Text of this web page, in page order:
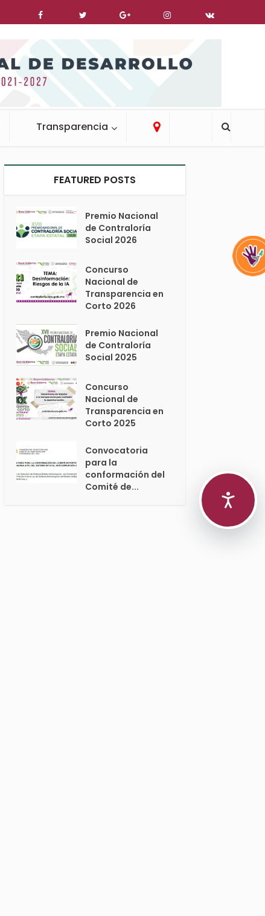
Transparencia
FEATURED POSTS
Premio Nacional
de Contraloría
Social 2026
Concurso
Nacional de
Transparencia en
Corto 2026
Premio Nacional
de Contraloría
Social 2025
Concurso
Nacional de
Transparencia en
Corto 2025
Convocatoria
para la
conformación del
Comité de...